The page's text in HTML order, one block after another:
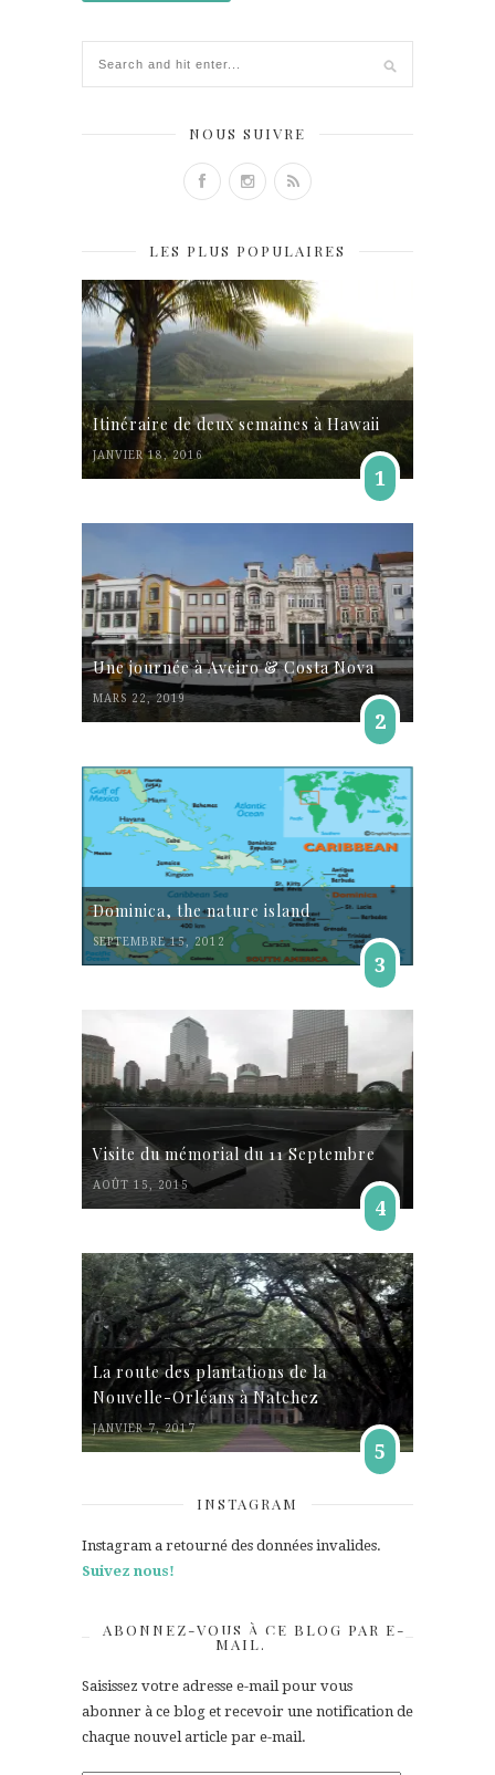
NOUS SUIVRE
LES PLUS POPULAIRES
Itinéraire de deux semaines à Hawaii
JANVIER 18, 2016
1
Une journée à Aveiro & Costa Nova
MARS 22, 2019
2
Dominica, the nature island
SEPTEMBRE 15, 2012
3
Visite du mémorial du 11 Septembre
AOÛT 15, 2015
4
La route des plantations de la
Nouvelle-Orléans à Natchez
JANVIER 7, 2017
5
INSTAGRAM
Instagram a retourné des données invalides.
Suivez nous!
ABONNEZ-VOUS À CE BLOG PAR E-
MAIL.
Saisissez votre adresse e-mail pour vous
abonner à ce blog et recevoir une notification de
chaque nouvel article par e-mail.